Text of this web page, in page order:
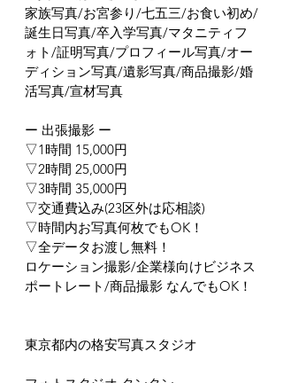
家族写真/お宮参り/七五三/お食い初め/
誕生日写真/卒入学写真/マタニティフ
ォト/証明写真/プロフィール写真/オー
ディション写真/遺影写真/商品撮影/婚
活写真/宣材写真
ー 出張撮影 ー
▽1時間 15,000円
▽2時間 25,000円
▽3時間 35,000円
▽交通費込み(23区外は応相談)
▽時間内お写真何枚でもOK！
▽全データお渡し無料！
ロケーション撮影/企業様向けビジネス
ポートレート/商品撮影 なんでもOK！
東京都内の格安写真スタジオ